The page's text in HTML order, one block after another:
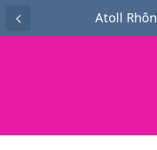
Atoll